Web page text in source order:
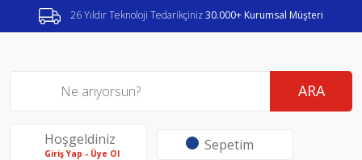
26 Yıldır Teknoloji Tedarikçiniz30.000+ Kurumsal Müşteri
ARA
Hoşgeldiniz
Giriş Yap - Üye Ol Sepetim